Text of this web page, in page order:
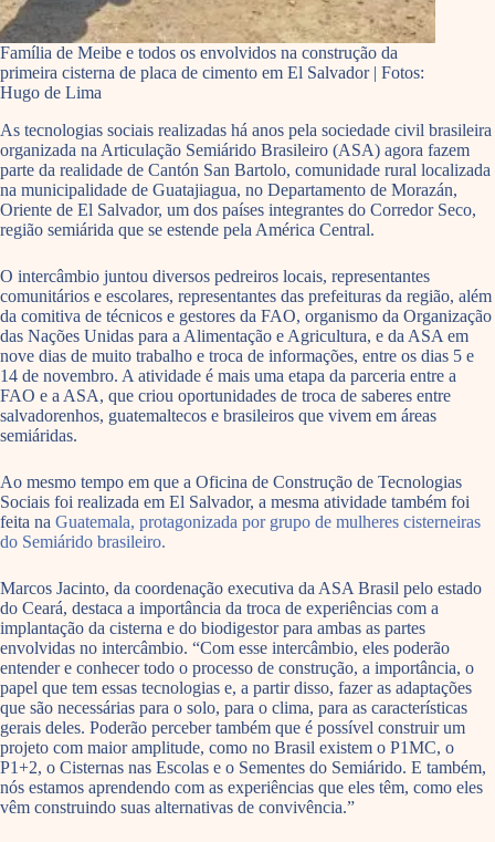
Família de Meibe e todos os envolvidos na construção da
primeira cisterna de placa de cimento em El Salvador | Fotos:
Hugo de Lima
As tecnologias sociais realizadas há anos pela sociedade civil brasileira
organizada na Articulação Semiárido Brasileiro (ASA) agora fazem
parte da realidade de Cantón San Bartolo, comunidade rural localizada
na municipalidade de Guatajiagua, no Departamento de Morazán,
Oriente de El Salvador, um dos países integrantes do Corredor Seco,
região semiárida que se estende pela América Central.
O intercâmbio juntou diversos pedreiros locais, representantes
comunitários e escolares, representantes das prefeituras da região, além
da comitiva de técnicos e gestores da FAO, organismo da Organização
das Nações Unidas para a Alimentação e Agricultura, e da ASA em
nove dias de muito trabalho e troca de informações, entre os dias 5 e
14 de novembro. A atividade é mais uma etapa da parceria entre a
FAO e a ASA, que criou oportunidades de troca de saberes entre
salvadorenhos, guatemaltecos e brasileiros que vivem em áreas
semiáridas.
Ao mesmo tempo em que a Oficina de Construção de Tecnologias
Sociais foi realizada em El Salvador, a mesma atividade também foi
feita na Guatemala, protagonizada por grupo de mulheres cisterneiras
do Semiárido brasileiro.
Marcos Jacinto, da coordenação executiva da ASA Brasil pelo estado
do Ceará, destaca a importância da troca de experiências com a
implantação da cisterna e do biodigestor para ambas as partes
envolvidas no intercâmbio. “Com esse intercâmbio, eles poderão
entender e conhecer todo o processo de construção, a importância, o
papel que tem essas tecnologias e, a partir disso, fazer as adaptações
que são necessárias para o solo, para o clima, para as características
gerais deles. Poderão perceber também que é possível construir um
projeto com maior amplitude, como no Brasil existem o P1MC, o
P1+2, o Cisternas nas Escolas e o Sementes do Semiárido. E também,
nós estamos aprendendo com as experiências que eles têm, como eles
vêm construindo suas alternativas de convivência.”